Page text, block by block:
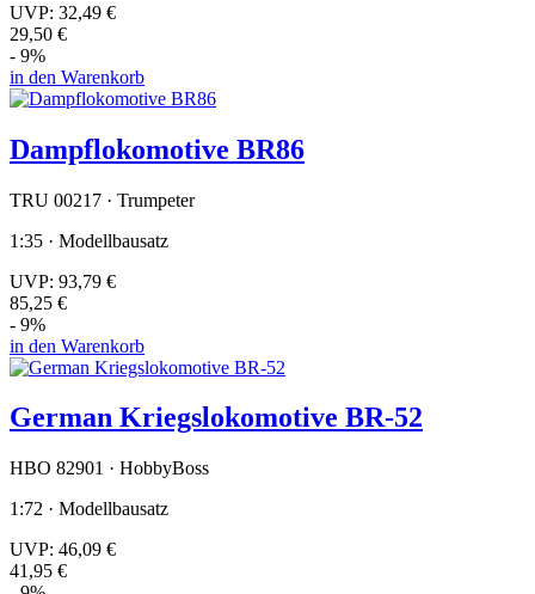
UVP: 32,49 €
29,50 €
- 9%
in den Warenkorb
Dampflokomotive BR86
TRU 00217 · Trumpeter
1:35 · Modellbausatz
UVP: 93,79 €
85,25 €
- 9%
in den Warenkorb
German Kriegslokomotive BR-52
HBO 82901 · HobbyBoss
1:72 · Modellbausatz
UVP: 46,09 €
41,95 €